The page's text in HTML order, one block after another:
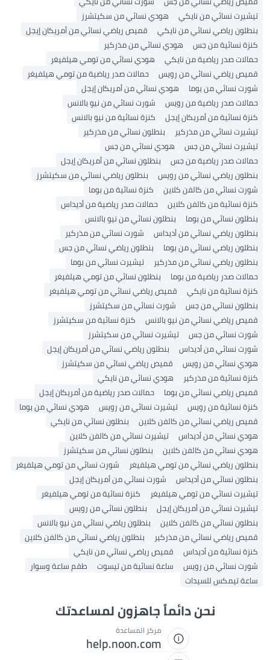
تيشيرت نسائي من نايكي
هودي نسائي من سكيتشرز
بنطلون رياضي نسائي من نايكي
قميص رياضي نسائي من أمريكان إيجل
كنزة نسائية من جس
هودي نسائي من مذركير
حمالات صدر رياضية من نايكي
هودي نسائي من تومي هيلفيغر
قميص رياضي نسائي من رويس
حمالات صدر رياضية من تومي هيلفيغر
شورت نسائي من بوما
هودي نسائي من أمريكان إيجل
حمالات صدر رياضية من رويس
شورت نسائي من نيو بالانس
كنزة نسائية من أمريكان إيجل
كنزة نسائية من نيو بالانس
تيشيرت نسائي من مذركير
بنطلون نسائي من مذركير
تيشيرت نسائي من جس
هودي نسائي من جس
حمالات صدر رياضية من جس
بنطلون نسائي من أمريكان إيجل
بنطلون رياضي نسائي من رويس
بنطلون رياضي نسائي من سكيتشرز
شورت نسائي من كالفن كلاين
كنزة نسائية من بوما
كنزة نسائية من كالفن كلاين
حمالات صدر رياضية من أديداس
بنطلون نسائي من بوما
بنطلون نسائي من نيو بالانس
بنطلون رياضي نسائي من أديداس
شورت نسائي من مذركير
بنطلون رياضي نسائي من بوما
بنطلون رياضي نسائي من جس
بنطلون رياضي نسائي من مذركير
تيشيرت نسائي من بوما
حمالات صدر رياضية من بوما
بنطلون نسائي من تومي هيلفيغر
كنزة نسائية من نايكي
قميص رياضي نسائي من تومي هيلفيغر
بنطلون نسائي من جس
شورت نسائي من سكيتشرز
قميص رياضي نسائي من نيو بالانس
كنزة نسائية من سكيتشرز
شورت نسائي من جس
تيشيرت نسائي من سكيتشرز
شورت نسائي من أديداس
بنطلون رياضي نسائي من أمريكان إيجل
هودي نسائي من رويس
قميص رياضي نسائي من سكيتشرز
كنزة نسائية من مذركير
هودي نسائي من نايكي
قميص رياضي نسائي من بوما
حمالات صدر رياضية من أمريكان إيجل
كنزة نسائية من رويس
تيشيرت نسائي من رويس
هودي نسائي من بوما
قميص رياضي نسائي من كالفن كلاين
بنطلون نسائي من نايكي
هودي نسائي من أديداس
تيشيرت نسائي من كالفن كلاين
هودي نسائي من كالفن كلاين
بنطلون نسائي من سكيتشرز
بنطلون رياضي نسائي من تومي هيلفيغر
شورت نسائي من تومي هيلفيغر
بنطلون نسائي من أديداس
شورت نسائي من أمريكان إيجل
تيشيرت نسائي من تومي هيلفيغر
كنزة نسائية من تومي هيلفيغر
تيشيرت نسائي من أمريكان إيجل
بنطلون نسائي من رويس
بنطلون نسائي من كالفن كلاين
بنطلون رياضي نسائي من نيو بالانس
قميص رياضي نسائي من مذركير
بنطلون رياضي نسائي من كالفن كلاين
كنزة نسائية من أديداس
قميص رياضي نسائي من نايكي
شورت نسائي من رويس
ساعة نسائية من تيسوت
طقم ساعة وسوار
ساعة تيمكس للسيدات
نحن دائماً جاهزون لمساعدتك
مركز المساعدة
help.noon.com